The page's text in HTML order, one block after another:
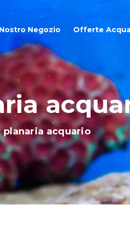
Negozio Offerte
planaria acquario